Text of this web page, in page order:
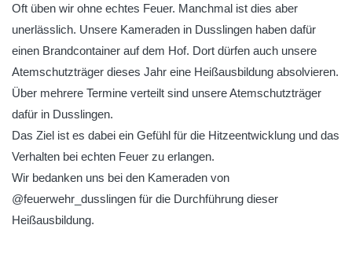
Oft üben wir ohne echtes Feuer. Manchmal ist dies aber
unerlässlich. Unsere Kameraden in Dusslingen haben dafür
einen Brandcontainer auf dem Hof. Dort dürfen auch unsere
Atemschutzträger dieses Jahr eine Heißausbildung absolvieren.
Über mehrere Termine verteilt sind unsere Atemschutzträger
dafür in Dusslingen.
Das Ziel ist es dabei ein Gefühl für die Hitzeentwicklung und das
Verhalten bei echten Feuer zu erlangen.
Wir bedanken uns bei den Kameraden von
@feuerwehr_dusslingen für die Durchführung dieser
Heißausbildung.